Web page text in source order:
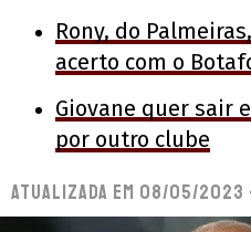
Rony, do
acerto com o
Giovane quer sair
por outro clube
Atualizada em 08/05/2023